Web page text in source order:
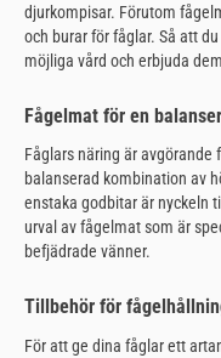
djurkompisar. Förutom
och burar för fåglar. Så att
möjliga vård och erbjuda
Fågelmat för en
Fåglars näring är avgörande
balanserad kombination av
enstaka godbitar är nyckeln
urval av fågelmat som är
befjädrade vänner.
Tillbehör för
För att ge dina fåglar ett